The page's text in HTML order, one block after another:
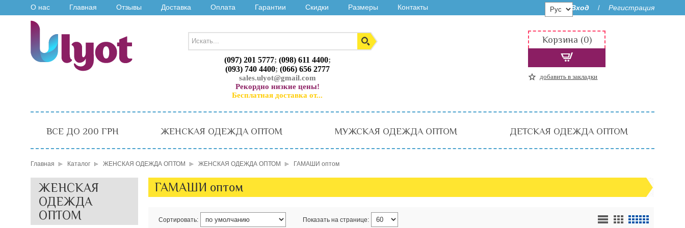
О нас Главная Отзывы Доставка Оплата Гарантии Скидки Размеры Контакты Вход / Регистрация
(097) 201 5777; (098) 611 4400;
(093) 740 4400; (066) 656 2777
sales.ulyot@gmail.com
Рекордно низкие цены!
Бесплатная доставка от...
Корзина (0)
добавить в закладки
ВСЕ ДО 200 ГРН ЖЕНСКАЯ ОДЕЖДА ОПТОМ МУЖСКАЯ ОДЕЖДА ОПТОМ ДЕТСКАЯ ОДЕЖДА ОПТОМ
Главная Каталог ЖЕНСКАЯ ОДЕЖДА ОПТОМ ЖЕНСКАЯ ОДЕЖДА ОПТОМ ГАМАШИ оптом
ЖЕНСКАЯ
ОДЕЖДА
ОПТОМ
ГАМАШИ оптом
Сортировать: Показать на странице: